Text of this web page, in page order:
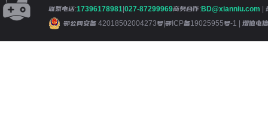
联系电话:17396178981 027-87299969商务合作:BD@xianniu.com |
鄂公网安备 42018502004273号 鄂ICP备19025955号-1 | 增值电